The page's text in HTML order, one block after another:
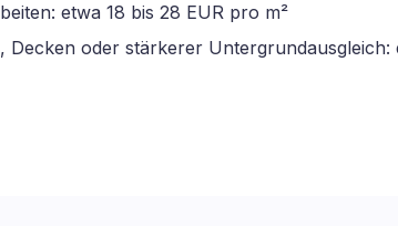
etwa 18 bis 28 EUR pro m²
Decken oder stärkerer Untergrundausgleich: